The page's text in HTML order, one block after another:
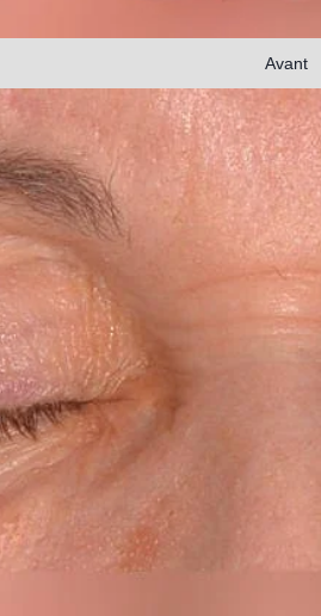
Avant